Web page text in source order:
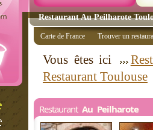
Restaurant Au Peilharote
Carte de France Trouver un
Vous êtes ici
Restaurant Toulouse
Restaurant Au Peilharote